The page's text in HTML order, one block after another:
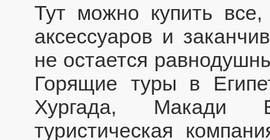
Тут можно купить
аксессуаров и
не остается
Горящие туры в
Хургада, Макади
туристическая